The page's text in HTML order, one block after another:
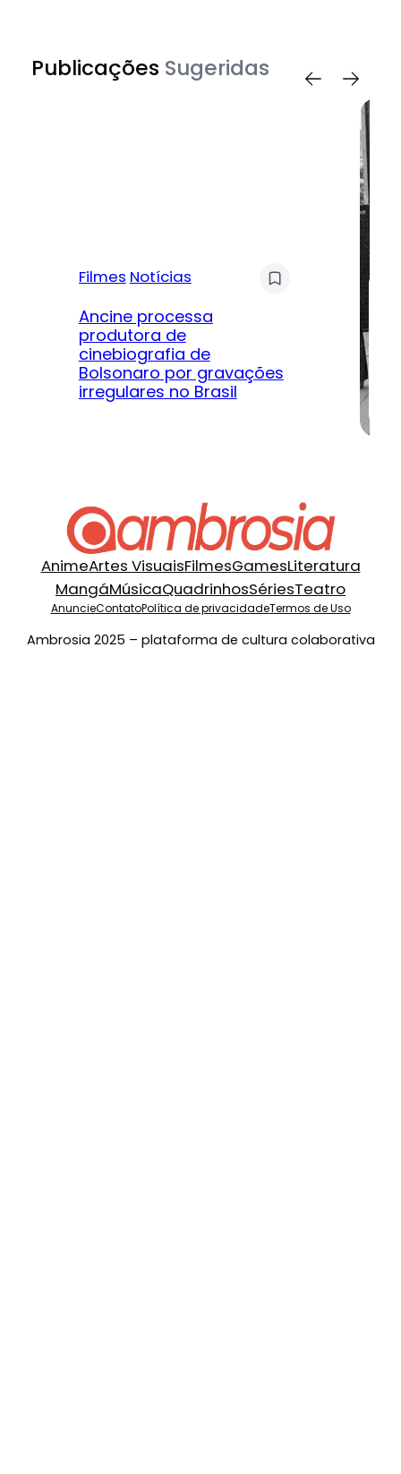
Publicações Sugeridas
Filmes Notícias
Ancine processa
produtora de
cinebiografia de
Bolsonaro por gravações
irregulares no Brasil
AnimeArtes VisuaisFilmesGamesLiteratura
MangáMúsicaQuadrinhosSériesTeatro
AnuncieContatoPolítica de privacidadeTermos de Uso
Ambrosia 2025 – plataforma de cultura colaborativa